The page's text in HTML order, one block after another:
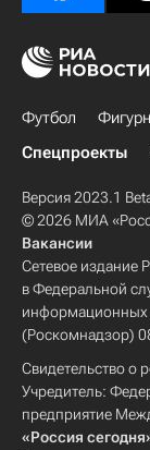
Футбол
Спецпроекты
Версия 2023.1
© 2026 МИА
Вакансии
Сетевое издание
в Федеральной
информационных
(Роскомнадзор)
Свидетельство о
Учредитель:
предприятие
«Россия